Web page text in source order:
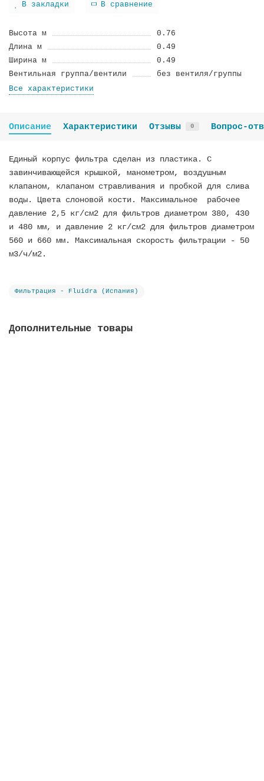
В закладки В сравнение
Высота м
0.76
Длина м
0.49
Ширина м
0.49
Вентильная группа/вентили
без вентиля/группы
Все характеристики
Описание Характеристики Отзывы 0 Вопрос-
Единый корпус фильтра сделан из пластика. С
завинчивающейся крышкой, манометром, воздушным
клапаном, клапаном стравливания и пробкой для слива
воды. Цвета слоновой кости. Максимальное рабочее
давление 2,5 кг/см2 для фильтров диаметром 380, 430
и 480 мм, и давление 2 кг/см2 для фильтров диаметром
560 и 660 мм. Максимальная скорость фильтрации - 50
м3/ч/м2.
Фильтрация - Fluidra (Испания)
Дополнительные товары